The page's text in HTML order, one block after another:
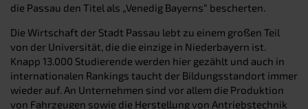
die Passau den Titel als „Venedig Bayerns“ bescherten.
Die Wirtschaft der Stadt Passau lebt zu einem großen Teil
von der Universität, die die einzige in Niederbayern ist.
Knapp 13.000 Studierende werden hier gezählt und auch in
internationalen Rankings taucht der Bildungsstandort immer
wieder auf. An Unternehmen sind vor allem die Produktion
von Fahrzeugen sowie die Herstellung von Antriebstechnik